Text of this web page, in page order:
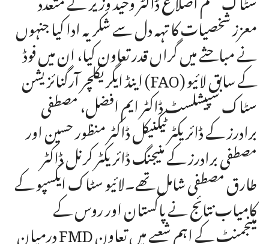
معزز شخصیات کا تہہ دل سے شکریہ ادا کیا جنہوں
نے مباحثے میں گراں قدر تعاون کیا، ان میں فوڈ
اینڈ ایگریکلچر آرگنائزیشن (FAO) کے سابق لائیو
سٹاک سپیشلسٹ ڈاکٹر ایم افضل، مصطفی
برادرز کے ڈائریکٹر ٹیکنیکل ڈاکٹر منظور حسین اور
مصطفی برادرز کے منیجنگ ڈائریکٹر کرنل ڈاکٹر
طارق مصطفی شامل تھے۔لائیو سٹاک ایکسپو کے
کامیاب نتائج نے پاکستان اور روس کے
درمیان FMD مینجمنٹ کے اہم شعبے میں تعاون